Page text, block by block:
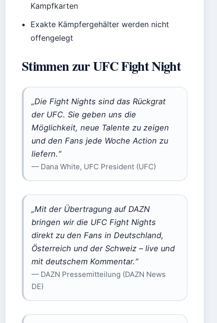
Kampfkarten
Exakte Kämpfergehälter werden nicht
offengelegt
Stimmen zur UFC Fight Night
„Die Fight Nights sind das Rückgrat
der UFC. Sie geben uns die
Möglichkeit, neue Talente zu zeigen
und den Fans jede Woche Action zu
liefern.“
— Dana White, UFC President (UFC)
„Mit der Übertragung auf DAZN
bringen wir die UFC Fight Nights
direkt zu den Fans in Deutschland,
Österreich und der Schweiz – live und
mit deutschem Kommentar.“
— DAZN Pressemitteilung (DAZN News
DE)